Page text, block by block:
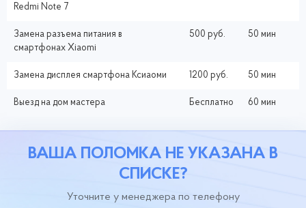
Redmi Note 7
Замена разъема питания в
смартфонах Xiaomi
500 руб. 50 мин
Замена дисплея смартфона Ксиаоми 1200 руб. 50 мин
Выезд на дом мастера Бесплатно 60 мин
ВАША ПОЛОМКА НЕ УКАЗАНА В
СПИСКЕ?
Уточните у менеджера по телефону